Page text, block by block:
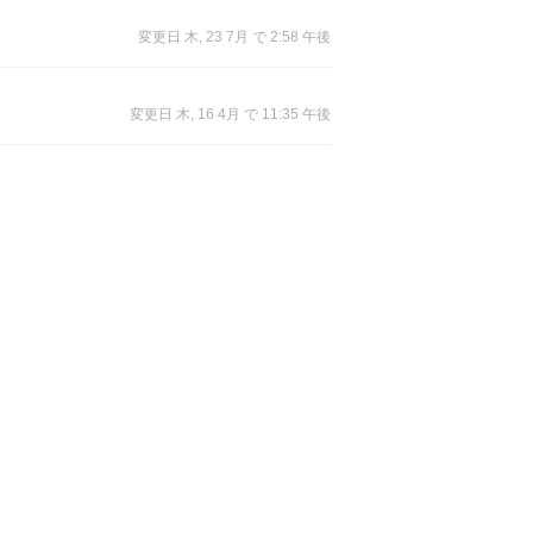
変更日 木, 23 7月 で 2:58 午後
変更日 木, 16 4月 で 11:35 午後